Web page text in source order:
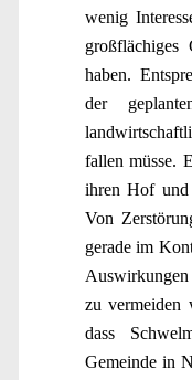
wenig
haben.
der
fallen müsse.
ihren Hof und
Von
gerade im
zu vermeiden
dass
Gemeinde in